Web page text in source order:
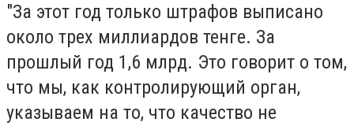
"За этот год только штрафов выписано
около трех миллиардов тенге. За
прошлый год 1,6 млрд. Это говорит о том,
что мы, как контролирующий орган,
указываем на то, что качество не